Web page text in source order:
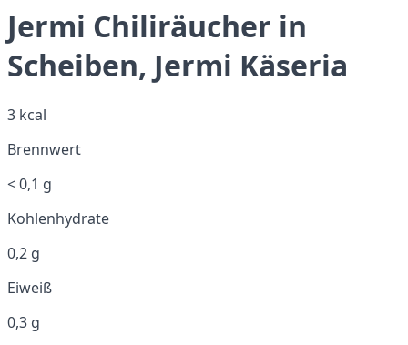
Jermi Chiliräucher in
Scheiben, Jermi Käseria
3 kcal
Brennwert
< 0,1 g
Kohlenhydrate
0,2 g
Eiweiß
0,3 g